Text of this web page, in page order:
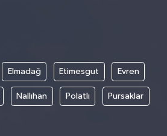
Elmadağ Etimesgut Evren
Nallıhan Polatlı Pursaklar